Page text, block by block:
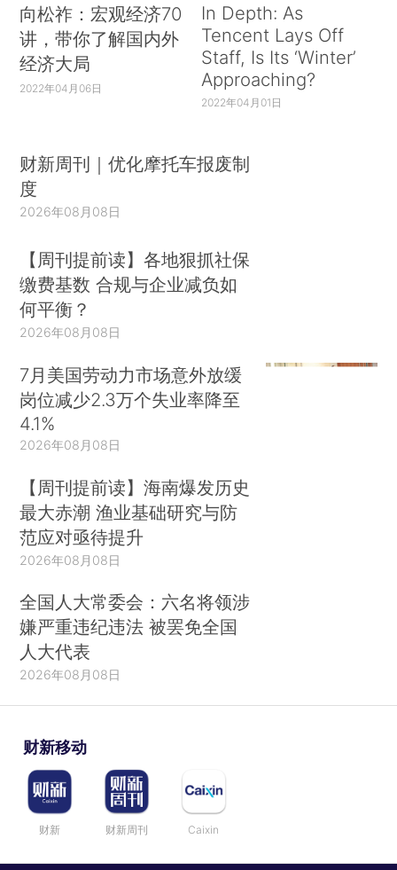
向松祚：宏观经济70
讲，带你了解国内外
经济大局
2022年04月06日
In Depth: As
Tencent Lays Off
Staff, Is Its ‘Winter’
Approaching?
2022年04月01日
财新周刊｜优化摩托车报废制
度
2026年08月08日
【周刊提前读】各地狠抓社保
缴费基数 合规与企业减负如
何平衡？
2026年08月08日
7月美国劳动力市场意外放缓
岗位减少2.3万个失业率降至
4.1%
2026年08月08日
【周刊提前读】海南爆发历史
最大赤潮 渔业基础研究与防
范应对亟待提升
2026年08月08日
全国人大常委会：六名将领涉
嫌严重违纪违法 被罢免全国
人大代表
2026年08月08日
财新移动
财新 财新周刊 Caixin